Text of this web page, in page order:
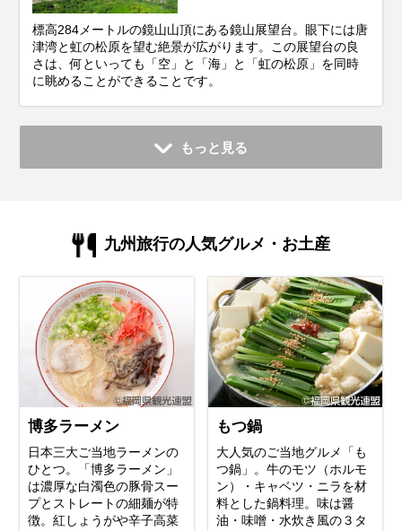
標高284メートルの鏡山山頂にある鏡山展望台。眼下には唐
津湾と虹の松原を望む絶景が広がります。この展望台の良
さは、何といっても「空」と「海」と「虹の松原」を同時
に眺めることができることです。
もっと見る
九州旅行の人気グルメ・お土産
博多ラーメン
日本三大ご当地ラーメンの
ひとつ。「博多ラーメン」
は濃厚な白濁色の豚骨スー
プとストレートの細麺が特
徴。紅しょうがや辛子高菜
もつ鍋
大人気のご当地グルメ「も
つ鍋」。牛のモツ（ホルモ
ン）・キャベツ・ニラを材
料とした鍋料理。味は醤
油・味噌・水炊き風の３タ